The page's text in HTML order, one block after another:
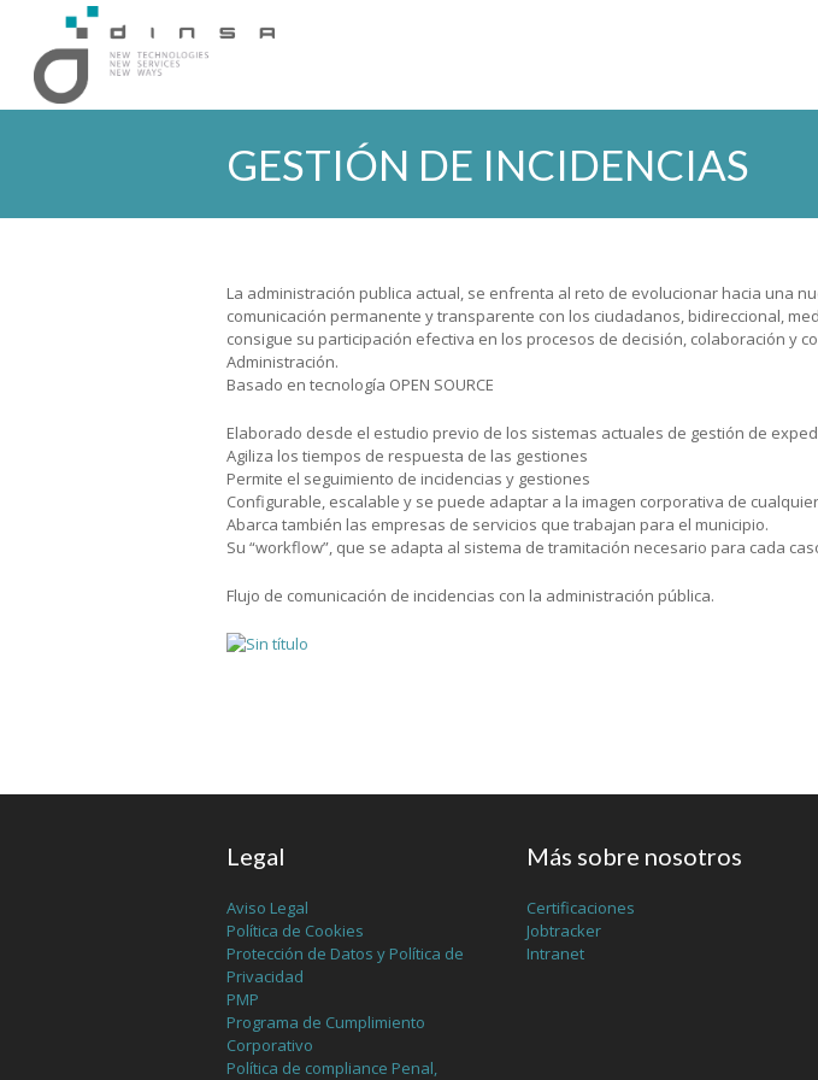
GESTIÓN DE INCIDENCIAS
La administración publica actual, se enfrenta al reto de evolucionar hacia una
comunicación permanente y transparente con los ciudadanos, bidireccional,
consigue su participación efectiva en los procesos de decisión, colaboración y
Administración.
Basado en tecnología OPEN SOURCE
Elaborado desde el estudio previo de los sistemas actuales de gestión de
Agiliza los tiempos de respuesta de las gestiones
Permite el seguimiento de incidencias y gestiones
Configurable, escalable y se puede adaptar a la imagen corporativa de
Abarca también las empresas de servicios que trabajan para el municipio.
Su “workflow”, que se adapta al sistema de tramitación necesario para cada
Flujo de comunicación de incidencias con la administración pública.
Legal
Aviso Legal
Política de Cookies
Protección de Datos y Política de
Privacidad
PMP
Programa de Cumplimiento
Corporativo
Política de compliance Penal,
Más sobre nosotros
Certificaciones
Jobtracker
Intranet